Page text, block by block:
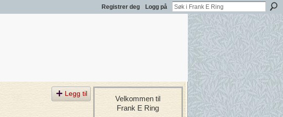
Registrer deg Logg på
Legg til
Velkommen til
Frank E Ring